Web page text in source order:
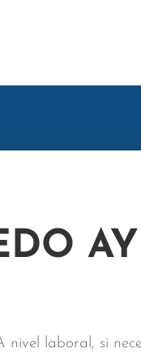
nivel laboral, si